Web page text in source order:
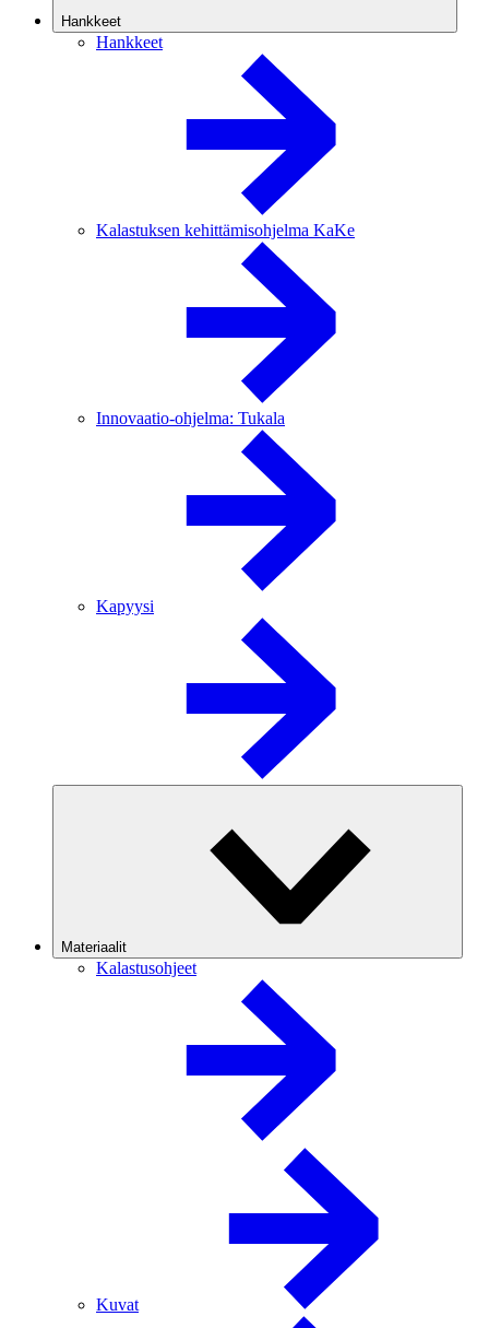
Hankkeet
Hankkeet
Kalastuksen kehittämisohjelma KaKe
Innovaatio-ohjelma: Tukala
Kapyysi
Materiaalit
Kalastusohjeet
Kuvat